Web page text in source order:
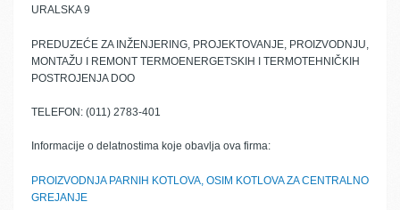
URALSKA 9
PREDUZEĆE ZA INŽENJERING, PROJEKTOVANJE, PROIZVODNJU,
MONTAŽU I REMONT TERMOENERGETSKIH I TERMOTEHNIČKIH
POSTROJENJA DOO
TELEFON: (011) 2783-401
Informacije o delatnostima koje obavlja ova firma:
PROIZVODNJA PARNIH KOTLOVA, OSIM KOTLOVA ZA CENTRALNO
GREJANJE